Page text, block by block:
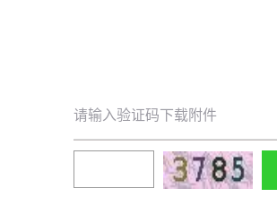
请输入验证码下载附件